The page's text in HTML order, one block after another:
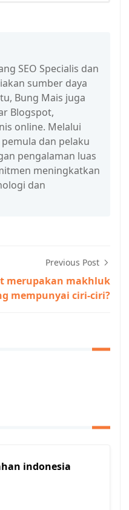
SEO Specialis dan
sumber daya
Bung Mais juga
Blogspot,
online. Melalui
dan pelaku
pengalaman luas
meningkatkan
dan
Previous Post
merupakan makhluk
mempunyai ciri-ciri?
indonesia